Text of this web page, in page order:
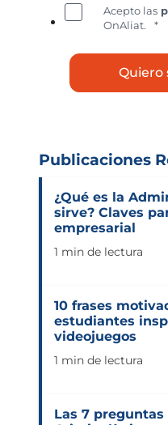
Acepto las
OnAliat.
*
Publicaciones
¿Qué es la
sirve? Claves
empresarial
1 min de lectura
10 frases
estudiantes
videojuegos
1 min de lectura
Las 7 preguntas